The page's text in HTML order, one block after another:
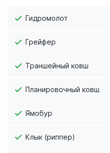
Гидромолот
Грейфер
Траншейный ковш
Планировочный ковш
Ямобур
Клык (риппер)